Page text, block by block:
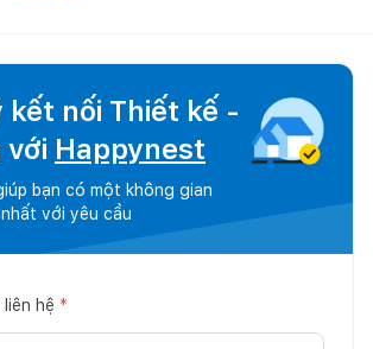
nối Thiết kế -
với Happynest
bạn có một không gian
với yêu cầu
hệ *